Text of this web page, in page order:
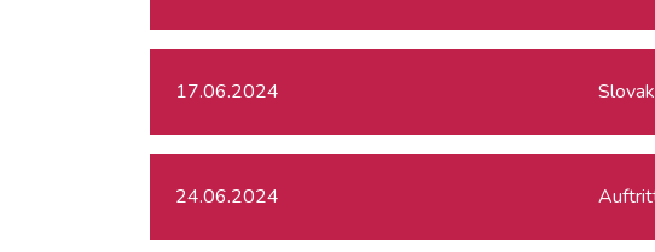
17.06.2024
24.06.2024